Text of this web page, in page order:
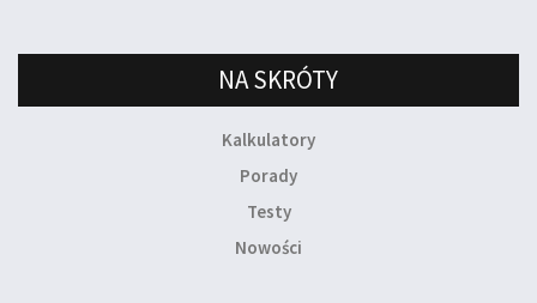
NA SKRÓTY
Kalkulatory
Porady
Testy
Nowości